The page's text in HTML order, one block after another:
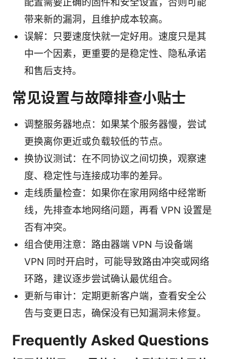
带来新的漏洞，且维护成本较高。
误解：只要速度快就一定好用。速度只是其
中一个因素，更重要的是稳定性、隐私承诺
和售后支持。
常见设置与故障排查小贴士
调整服务器地点：如果某个服务器慢，尝试
更换离你更近或负载较低的节点。
换协议测试：在不同协议之间切换，观察速
度、稳定性与连接成功率的差异。
走线质量检查：如果你在家用网络中经常断
线，先排查本地网络问题，再看 VPN 设置是
否有冲突。
组合使用注意：路由器端 VPN 与设备端
VPN 同时开启时，可能导致路由冲突或网络
环路，建议逐步尝试确认最优组合。
更新与审计：定期更新客户端，查看安全公
告与变更日志，确保没有已知漏洞未修复。
Frequently Asked Questions